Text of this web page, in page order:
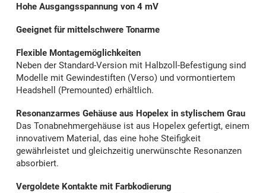
Hohe Ausgangsspannung von 4 mV
Geeignet für mittelschwere Tonarme
Flexible Montagemöglichkeiten
Neben der Standard-Version mit Halbzoll-Befestigung sind
Modelle mit Gewindestiften (Verso) und vormontiertem
Headshell (Premounted) erhältlich.
Resonanzarmes Gehäuse aus Hopelex in stylischem Grau
Das Tonabnehmergehäuse ist aus Hopelex gefertigt, einem
innovativem Material, das eine hohe Steifigkeit
gewährleistet und gleichzeitig unerwünschte Resonanzen
absorbiert.
Vergoldete Kontakte mit Farbkodierung